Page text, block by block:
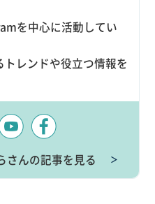
を中心に活動してい
トレンドや役立つ情報を
さんの記事を見る ＞